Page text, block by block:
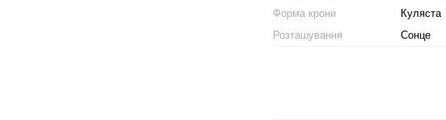
Форма крони
Куляста
Розташування
Сонце